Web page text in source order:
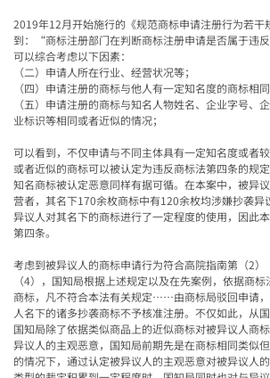
2019年12月开始施行的《规范商标申请注册行为若干
到：
“商标注册部门在判断商标注册申请是否属于违反
可以综合考虑以下因素：
（二）申请人所在行业、经营状况等；
（四）申请注册的商标与他人有一定知名度的商标相
（五）申请注册的商标与知名人物姓名、企业字号、
业标识等相同或者近似的情况；
可以看到，不仅申请与不同主体具有一定知名度或者
或者近似的商标可以被认定为违反商标法第四条的规
知名商标被认定恶意同样有据可循。在本案中，被异
营者，其名下170余枚商标中有120余枚均涉嫌抄袭异
异议人对其名下的商标进行了一定程度的使用，因此
第四条。
考虑到被异议人的商标申请行为符合高院指南第（2）
（4），国知局根据上述规定以及在先案例，依据商标
商标，凡不符合本法有关规定……由商标局驳回申请
人名下的诸多抄袭商标不予核准注册。不仅如此，从
国知局除了依据类似商品上的近似商标对被异议人商
异议人的主观恶意，国知局前期先是在商标相同类似
的情况下，通过认定被异议人的主观恶意对被异议人